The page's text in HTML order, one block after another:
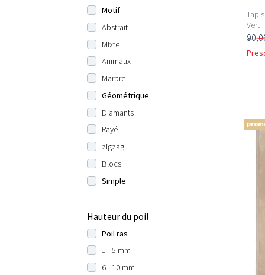
Motif
Abstrait
Mixte
Animaux
Marbre
Géométrique
Diamants
Rayé
zigzag
Blocs
Simple
Hauteur du poil
Poil ras
1 - 5 mm
6 - 10 mm
Vert